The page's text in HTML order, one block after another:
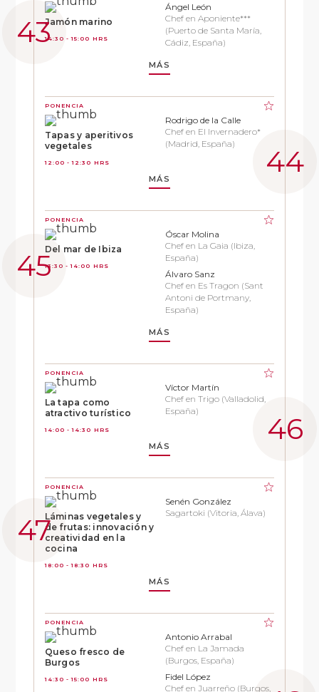
Jamón marino
14:30 - 15:00 HRS
Ángel León
Chef en Aponiente***
(Puerto de Santa María,
Cádiz, España)
MÁS
PONENCIA
Tapas y aperitivos
vegetales
12:00 - 12:30 HRS
Rodrigo de la Calle
Chef en El Invernadero*
(Madrid, España)
MÁS
PONENCIA
Del mar de Ibiza
13:30 - 14:00 HRS
Óscar Molina
Chef en La Gaia (Ibiza,
España)
Álvaro Sanz
Chef en Es Tragon (Sant
Antoni de Portmany,
España)
MÁS
PONENCIA
La tapa como
atractivo turístico
14:00 - 14:30 HRS
Víctor Martín
Chef en Trigo (Valladolid,
España)
MÁS
PONENCIA
Láminas vegetales y
de frutas: innovación y
creatividad en la
cocina
18:00 - 18:30 HRS
Senén González
Sagartoki (Vitoria, Álava)
MÁS
PONENCIA
Queso fresco de
Burgos
14:30 - 15:00 HRS
Antonio Arrabal
Chef en La Jamada
(Burgos, España)
Fidel López
Chef en Juarreño (Burgos,